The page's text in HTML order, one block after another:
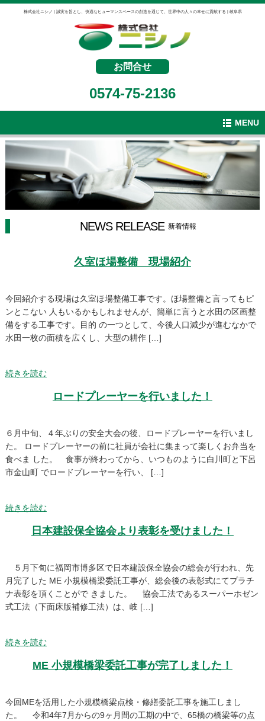
株式会社ニシノ | 誠実を旨とし、快適なヒューマンスペースの創造を通じて、世界中の人々の幸せに貢献する | 岐阜県
お問合せ
0574-75-2136
MENU
NEWS RELEASE 新着情報
久室ほ場整備 現場紹介
今回紹介する現場は久室ほ場整備工事です。ほ場整備と言ってもピ
ンとこない 人もいるかもしれませんが、簡単に言うと水田の区画整
備をする工事です。目的 の一つとして、今後人口減少が進むなかで
水田一枚の面積を広くし、大型の耕作 […]
続きを読む
ロードプレーヤーを行いました！
６月中旬、４年ぶりの安全大会の後、ロードプレーヤーを行いまし
た。 ロードプレーヤーの前に社員が会社に集まって楽しくお弁当を
食べま した。 食事が終わってから、いつものように白川町と下呂
市金山町 でロードプレーヤーを行い、 […]
続きを読む
日本建設保全協会より表彰を受けました！
５月下旬に福岡市博多区で日本建設保全協会の総会が行われ、先
月完了した ME 小規模橋梁委託工事が、総会後の表彰式にてプラチ
ナ表彰を頂くことがで きました。 協会工法であるスーパーホゼン
式工法（下面床版補修工法）は、岐 […]
続きを読む
ME 小規模橋梁委託工事が完了しました！
今回MEを活用した小規模橋梁点検・修繕委託工事を施工しまし
た。 令和4年7月からの9ヶ月間の工期の中で、65橋の橋梁等の点